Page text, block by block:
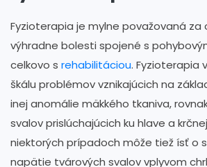
Fyzioterapia je mylne považovaná za
výhradne bolesti spojené s
celkovo s rehabilitáciou. Fyzioterapia
škálu problémov vznikajúcich na
inej anomálie mäkkého tkaniva,
svalov prislúchajúcich ku hlave a
niektorých prípadoch môže tiež ísť o
napätie tvárových svalov vplyvom